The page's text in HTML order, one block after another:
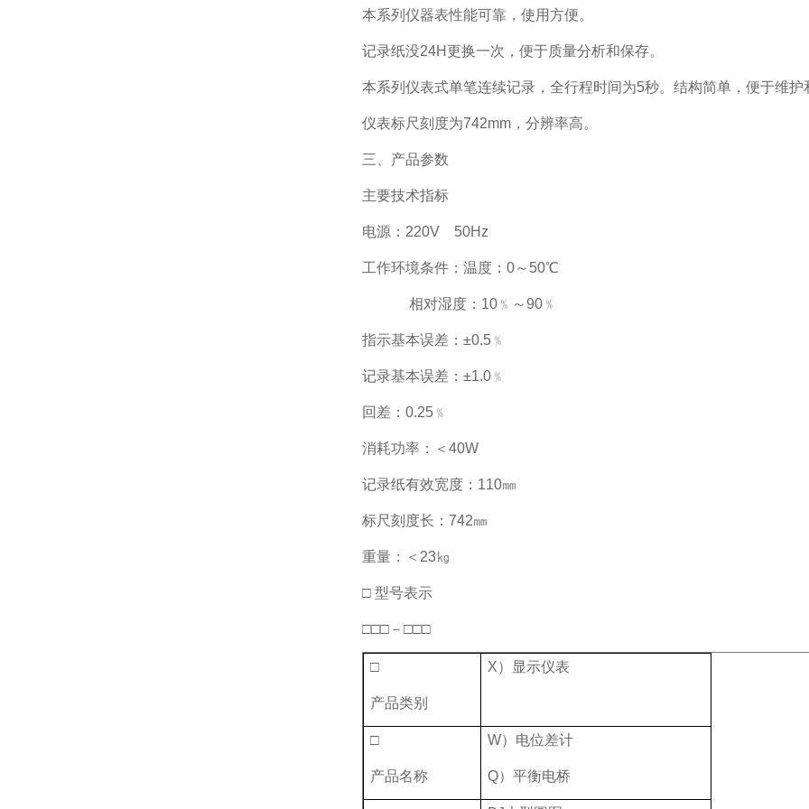
本系列 仪器表性能可靠，使用方便。
记录纸没24H更换一次，便于质量分析和保存。
本系列仪表式单笔连续记录，全行程时间为5秒。结构简单，便于维护
仪表标尺刻度为742mm，分辨率高。
三、产品参数
主要技术指标
电源：220V 50Hz
工作环境条件：温度：0～50℃
相对湿度：10﹪～90﹪
指示基本误差：±0.5﹪
记录基本误差：±1.0﹪
回差：0.25﹪
消耗功率：＜40W
记录纸有效宽度：110㎜
标尺刻度长：742㎜
重量：＜23㎏
□ 型号表示
□□□－□□□
□
产品类别
X）显示仪表
□
产品名称
W）电位差计
Q）平衡电桥